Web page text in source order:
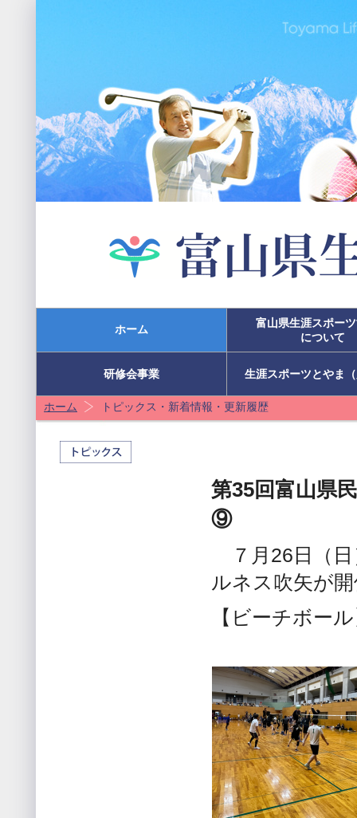
ホーム
富山県生涯スポー
について
研修会事業 生涯スポーツとやま
ホーム トピックス・新着情報・更新履歴